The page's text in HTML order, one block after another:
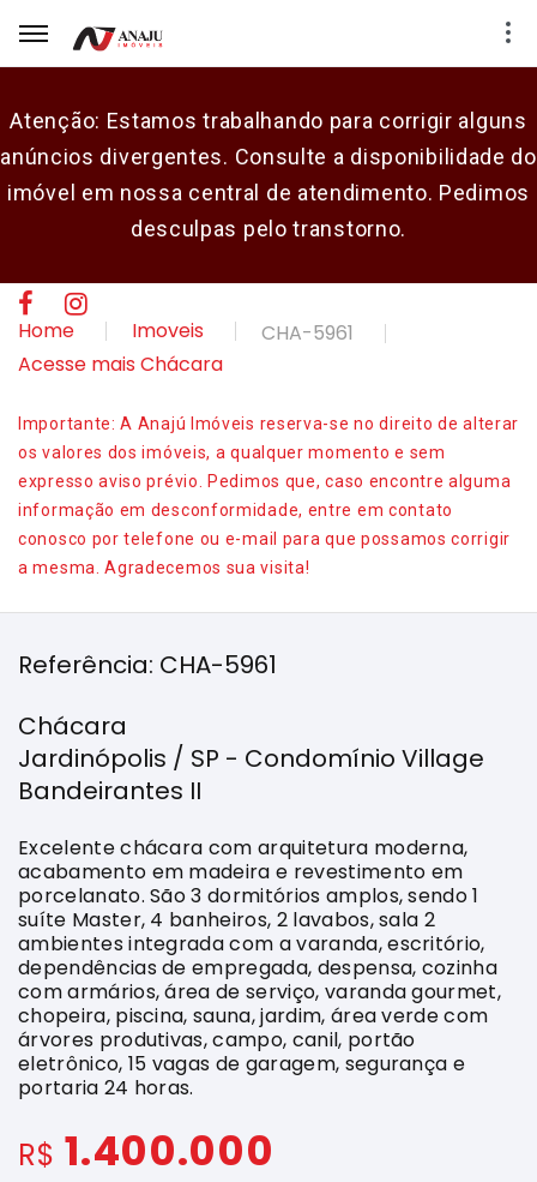
Atenção: Estamos trabalhando para corrigir alguns
anúncios divergentes. Consulte a disponibilidade do
imóvel em nossa central de atendimento. Pedimos
desculpas pelo transtorno.
E-mail
Home Imoveis
CHA-5961
Acesse mais Chácara
Importante: A Anajú Imóveis reserva-se no direito de alterar
os valores dos imóveis, a qualquer momento e sem
expresso aviso prévio. Pedimos que, caso encontre alguma
informação em desconformidade, entre em contato
conosco por telefone ou e-mail para que possamos corrigir
a mesma. Agradecemos sua visita!
Referência: CHA-5961
Chácara
Jardinópolis / SP - Condomínio Village
Bandeirantes II
Excelente chácara com arquitetura moderna,
acabamento em madeira e revestimento em
porcelanato. São 3 dormitórios amplos, sendo 1
suíte Master, 4 banheiros, 2 lavabos, sala 2
ambientes integrada com a varanda, escritório,
dependências de empregada, despensa, cozinha
com armários, área de serviço, varanda gourmet,
chopeira, piscina, sauna, jardim, área verde com
árvores produtivas, campo, canil, portão
eletrônico, 15 vagas de garagem, segurança e
portaria 24 horas.
R$ 1.400.000